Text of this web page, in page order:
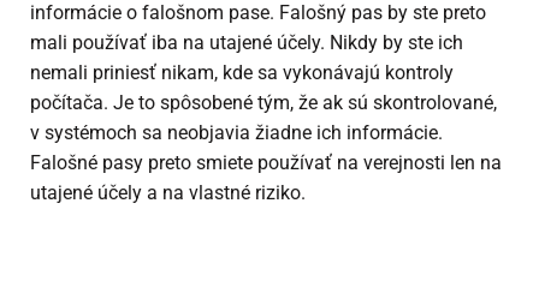
informácie o falošnom pase. Falošný pas by ste preto
mali používať iba na utajené účely. Nikdy by ste ich
nemali priniesť nikam, kde sa vykonávajú kontroly
počítača. Je to spôsobené tým, že ak sú skontrolované,
v systémoch sa neobjavia žiadne ich informácie.
Falošné pasy preto smiete používať na verejnosti len na
utajené účely a na vlastné riziko.